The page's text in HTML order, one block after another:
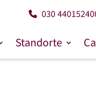
030
Standorte